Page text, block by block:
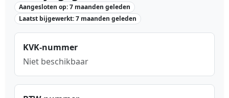
Aangesloten op: 7 maanden geleden
Laatst bijgewerkt: 7 maanden geleden
KVK-nummer
Niet beschikbaar